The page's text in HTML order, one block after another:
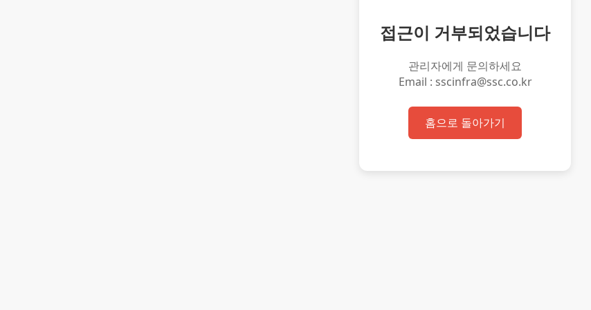
접근이 거부되었습니다
관리자에게 문의하세요
Email : sscinfra@ssc.co.kr
홈으로 돌아가기